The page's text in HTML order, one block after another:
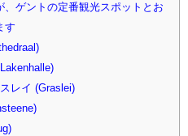
ゲントの定番観光スポットとお
す
レイ (Graslei)